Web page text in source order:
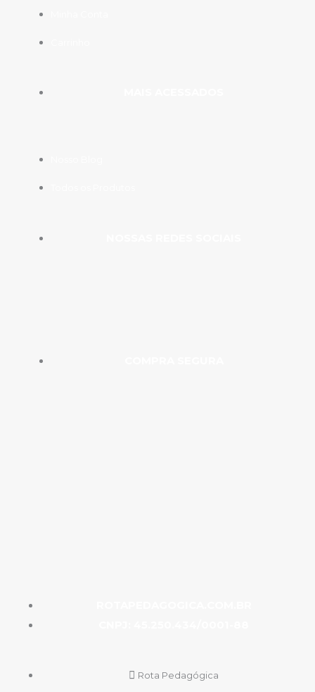
Rota Pedagógica